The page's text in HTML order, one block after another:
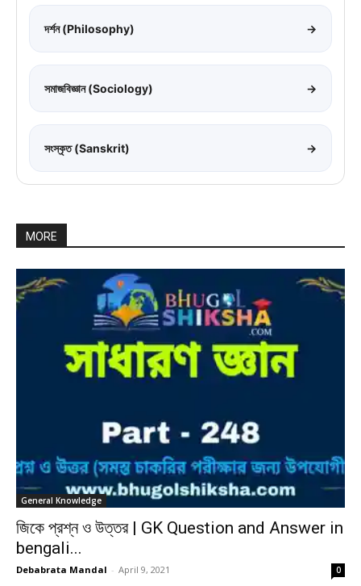
দর্শন (Philosophy) →
সমাজবিজ্ঞান (Sociology) →
সংস্কৃত (Sanskrit) →
MORE
General Knowledge
জিকে প্রশ্ন ও উত্তর | GK Question and Answer in
bengali...
Debabrata Mandal - April 9, 2021 0